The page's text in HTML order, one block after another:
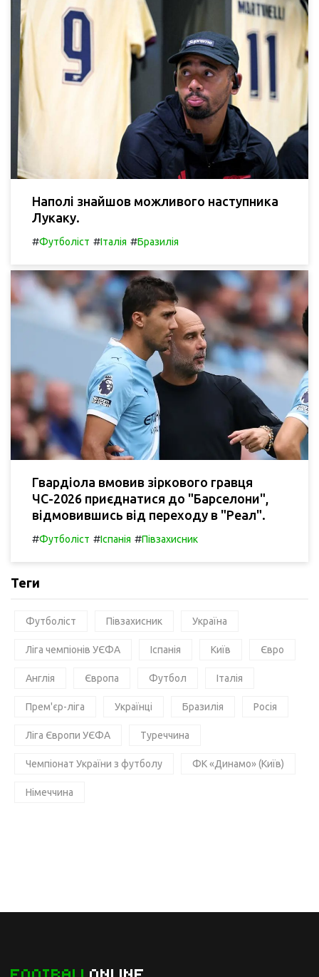
Наполі знайшов можливого наступника
Лукаку.
#Футболіст #Італія #Бразилія
Гвардіола вмовив зіркового гравця
ЧС-2026 приєднатися до "Барселони",
відмовившись від переходу в "Реал".
#Футболіст #Іспанія #Півзахисник
Теги
Футболіст Півзахисник Україна
Ліга чемпіонів УЄФА Іспанія Київ Євро
Англія Європа Футбол Італія
Прем'єр-ліга Українці Бразилія Росія
Ліга Європи УЄФА Туреччина
Чемпіонат України з футболу ФК «Динамо» (Київ)
Німеччина